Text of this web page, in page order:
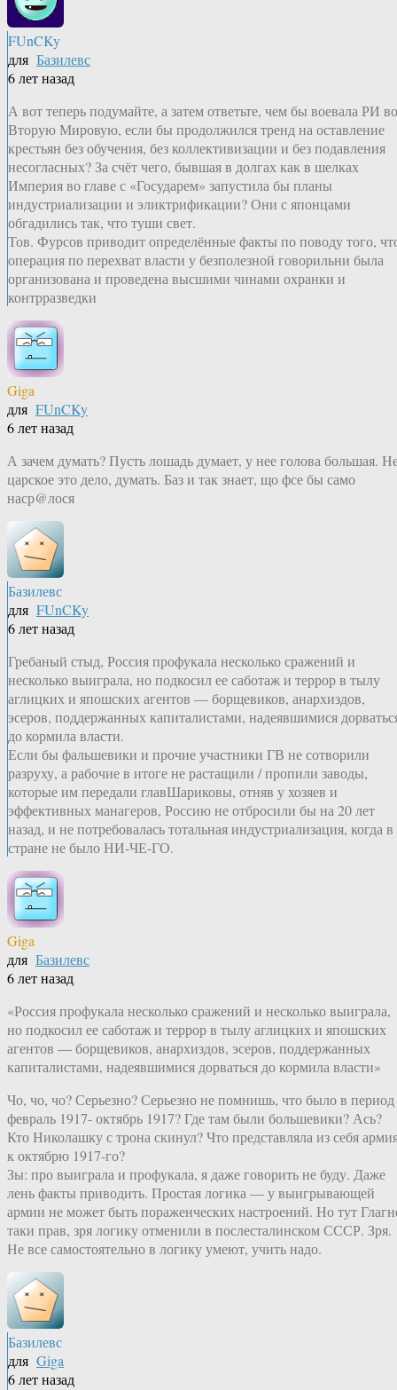
FUnCKy
для Базилевс
6 лет назад
А вот теперь подумайте, а затем ответьте, чем бы воевала РИ во
Вторую Мировую, если бы продолжился тренд на оставление
крестьян без обучения, без коллективизации и без подавления
несогласных? За счёт чего, бывшая в долгах как в шелках
Империя во главе с «Государем» запустила бы планы
индустриализации и эликтрификации? Они с японцами
обгадились так, что туши свет.
Тов. Фурсов приводит определённые факты по поводу того,
операция по перехват власти у безполезной говорильни была
организована и проведена высшими чинами охранки и
контрразведки
Giga
для FUnCKy
6 лет назад
А зачем думать? Пусть лошадь думает, у нее голова большая.
царское это дело, думать. Баз и так знает, що фсе бы само
наср@лося
Базилевс
для FUnCKy
6 лет назад
Гребаный стыд, Россия профукала несколько сражений и
несколько выиграла, но подкосил ее саботаж и террор в тылу
аглицких и япошских агентов — борщевиков, анархиздов,
эсеров, поддержанных капиталистами, надеявшимися
до кормила власти.
Если бы фальшевики и прочие участники ГВ не сотворили
разруху, а рабочие в итоге не растащили / пропили заводы,
которые им передали главШариковы, отняв у хозяев и
эффективных манагеров, Россию не отбросили бы на 20 лет
назад, и не потребовалась тотальная индустриализация, когда в
стране не было НИ-ЧЕ-ГО.
Giga
для Базилевс
6 лет назад
«Россия профукала несколько сражений и несколько выиграла,
но подкосил ее саботаж и террор в тылу аглицких и япошских
агентов — борщевиков, анархиздов, эсеров, поддержанных
капиталистами, надеявшимися дорваться до кормила власти»
Чо, чо, чо? Серьезно? Серьезно не помнишь, что было в период
февраль 1917- октябрь 1917? Где там были большевики? Ась?
Кто Николашку с трона скинул? Что представляла из себя
к октябрю 1917-го?
Зы: про выиграла и профукала, я даже говорить не буду. Даже
лень факты приводить. Простая логика — у выигрывающей
армии не может быть пораженческих настроений. Но тут
таки прав, зря логику отменили в послесталинском СССР. Зря.
Не все самостоятельно в логику умеют, учить надо.
Базилевс
для Giga
6 лет назад